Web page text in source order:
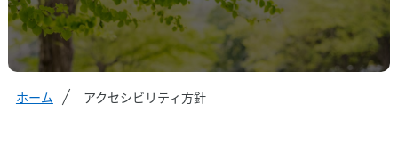
ホーム アクセシビリティ方針